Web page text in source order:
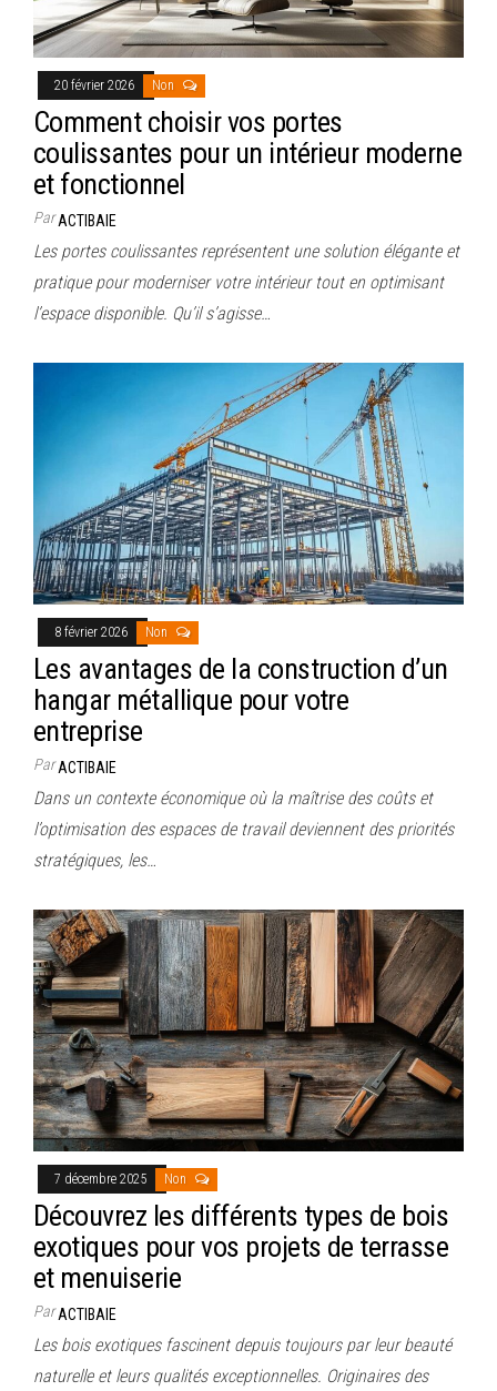
20 février 2026 Non
Comment choisir vos portes
coulissantes pour un intérieur moderne
et fonctionnel
ParACTIBAIE
Les portes coulissantes représentent une solution élégante et
pratique pour moderniser votre intérieur tout en optimisant
l’espace disponible. Qu’il s’agisse…
8 février 2026 Non
Les avantages de la construction d’un
hangar métallique pour votre
entreprise
ParACTIBAIE
Dans un contexte économique où la maîtrise des coûts et
l’optimisation des espaces de travail deviennent des priorités
stratégiques, les…
7 décembre 2025 Non
Découvrez les différents types de bois
exotiques pour vos projets de terrasse
et menuiserie
ParACTIBAIE
Les bois exotiques fascinent depuis toujours par leur beauté
naturelle et leurs qualités exceptionnelles. Originaires des